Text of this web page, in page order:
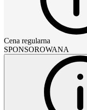
Cena regularna
SPONSOROWANA